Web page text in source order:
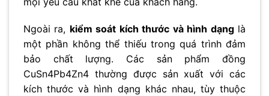
Ngoài ra, kiểm soát kích thước và hình dạnglà
một phần không thể thiếu trong quá trình đảm
bảo chất lượng. Các sản phẩm đồng
CuSn4Pb4Zn4 thường được sản xuất với các
kích thước và hình dạng khác nhau, tùy thuộc